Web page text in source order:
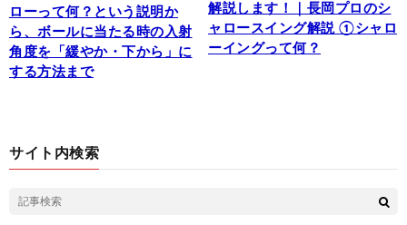
ローって何？という説明か
ら、ボールに当たる時の入射
角度を「緩やか・下から」に
する方法まで
解説します！｜長岡プロのシ
ャロースイング解説 ①シャロ
ーイングって何？
サイト内検索